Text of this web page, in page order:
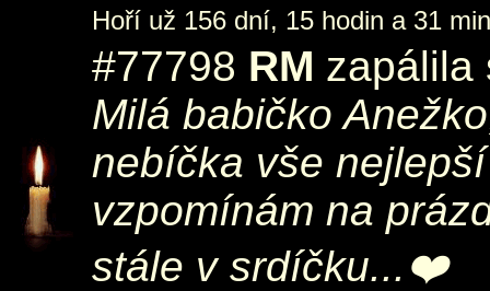
Hoří už 156 dní, 15 hodin a 31
#77798 RM
Milá babičko
nebíčka vše
vzpomínám na
stále v srdíčku...❤️